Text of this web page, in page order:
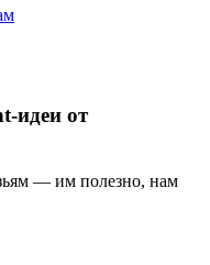
идеи от
— им полезно, нам